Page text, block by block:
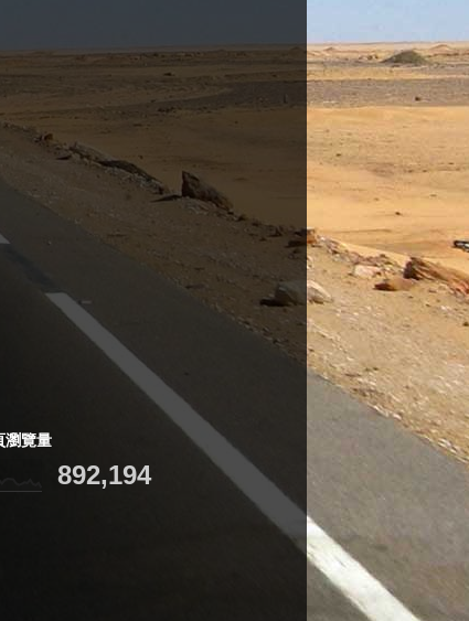
瀏覽量
892,194